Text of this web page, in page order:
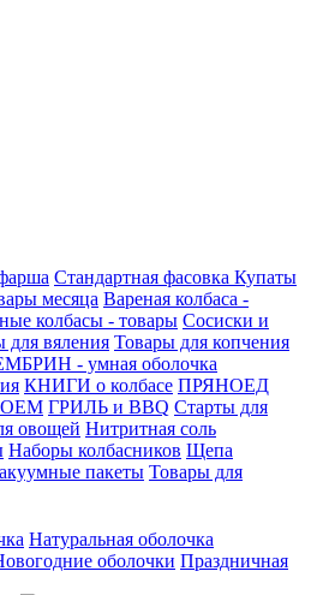
Стандартная фасовка Купаты
месяца Вареная колбаса -
колбасы - товары Сосиски и
для вяления Товары для копчения
- умная оболочка
КНИГИ о колбасе ПРЯНОЕД
ГРИЛЬ и BBQ Старты для
овощей Нитритная соль
Наборы колбасников Щепа
пакеты Товары для
Натуральная оболочка
оболочки Праздничная